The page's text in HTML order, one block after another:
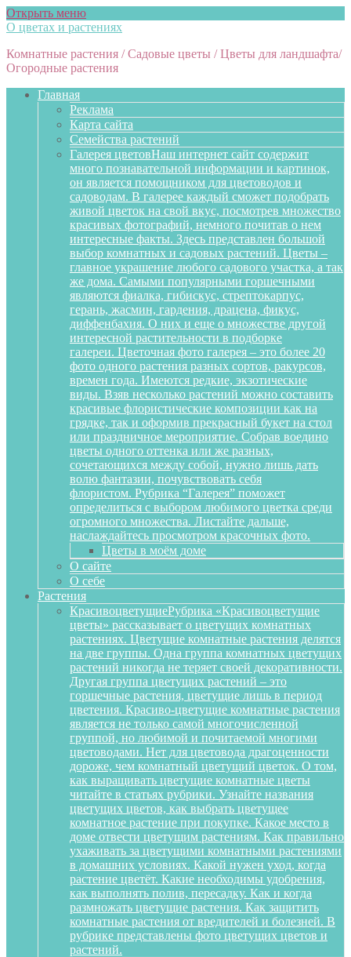
Открыть меню
О цветах и растениях
Комнатные растения / Садовые цветы / Цветы для ландшафта/
Огородные растения
Главная
Реклама
Карта сайта
Семейства растений
Галерея цветовНаш интернет сайт содержит
много познавательной информации и картинок,
он является помощником для цветоводов и
садоводам. В галерее каждый сможет подобрать
живой цветок на свой вкус, посмотрев множество
красивых фотографий, немного почитав о нем
интересные факты. Здесь представлен большой
выбор комнатных и садовых растений. Цветы –
главное украшение любого садового участка, а так
же дома. Самыми популярными горшечными
являются фиалка, гибискус, стрептокарпус,
герань, жасмин, гардения, драцена, фикус,
диффенбахия. О них и еще о множестве другой
интересной растительности в подборке
галереи. Цветочная фото галерея – это более 20
фото одного растения разных сортов, ракурсов,
времен года. Имеются редкие, экзотические
виды. Взяв несколько растений можно составить
красивые флористические композиции как на
грядке, так и оформив прекрасный букет на стол
или праздничное мероприятие. Собрав воедино
цветы одного оттенка или же разных,
сочетающихся между собой, нужно лишь дать
волю фантазии, почувствовать себя
флористом. Рубрика “Галерея” поможет
определиться с выбором любимого цветка среди
огромного множества. Листайте дальше,
наслаждайтесь просмотром красочных фото.
Цветы в моём доме
О сайте
О себе
Растения
КрасивоцветущиеРубрика «Красивоцветущие
цветы» рассказывает о цветущих комнатных
растениях. Цветущие комнатные растения делятся
на две группы. Одна группа комнатных цветущих
растений никогда не теряет своей декоративности.
Другая группа цветущих растений – это
горшечные растения, цветущие лишь в период
цветения. Красиво-цветущие комнатные растения
является не только самой многочисленной
группой, но любимой и почитаемой многими
цветоводами. Нет для цветовода драгоценности
дороже, чем комнатный цветущий цветок. О том,
как выращивать цветущие комнатные цветы
читайте в статьях рубрики. Узнайте названия
цветущих цветов, как выбрать цветущее
комнатное растение при покупке. Какое место в
доме отвести цветущим растениям. Как правильно
ухаживать за цветущими комнатными растениями
в домашних условиях. Какой нужен уход, когда
растение цветёт. Какие необходимы удобрения,
как выполнять полив, пересадку. Как и когда
размножать цветущие растения. Как защитить
комнатные растения от вредителей и болезней. В
рубрике представлены фото цветущих цветов и
растений.